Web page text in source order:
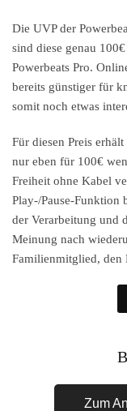
Die UVP der
sind diese genau
Powerbeats Pro.
bereits günstiger für
somit noch etwas
Für diesen Preis
nur eben für 100€
Freiheit ohne Kabel
Play-/Pause-Funktion
der Verarbeitung und
Meinung nach
Familienmitglied, den
Zum